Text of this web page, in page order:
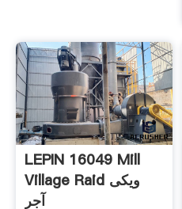
LEPIN 16049 Mill
Village Raid ویکی
آجر